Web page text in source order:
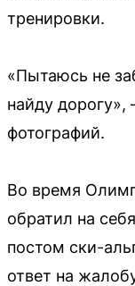
тренировки.
«Пытаюсь не
найду
фотографий.
Во время
обратил на
постом ски-
ответ на